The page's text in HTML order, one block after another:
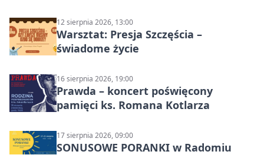
12 sierpnia 2026, 13:00
Warsztat: Presja Szczęścia –
świadome życie
16 sierpnia 2026, 19:00
Prawda – koncert poświęcony
pamięci ks. Romana Kotlarza
17 sierpnia 2026, 09:00
SONUSOWE PORANKI w Radomiu